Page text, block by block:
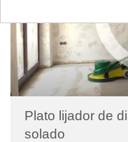
Plato lijador de
solado